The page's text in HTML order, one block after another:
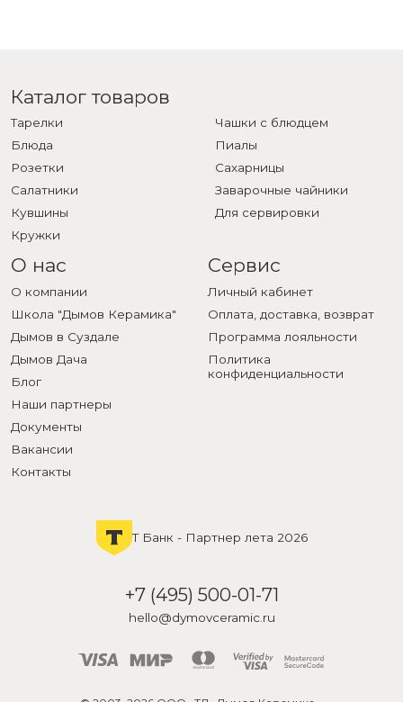
Каталог товаров
Тарелки
Блюда
Розетки
Салатники
Кувшины
Кружки
Чашки с блюдцем
Пиалы
Сахарницы
Заварочные чайники
Для сервировки
О нас
О компании
Школа "Дымов Керамика"
Дымов в Суздале
Дымов Дача
Блог
Наши партнеры
Документы
Вакансии
Контакты
Сервис
Личный кабинет
Оплата, доставка, возврат
Программа лояльности
Политика
конфиденциальности
Т Банк - Партнер лета 2026
+7 (495) 500-01-71
hello@dymovceramic.ru